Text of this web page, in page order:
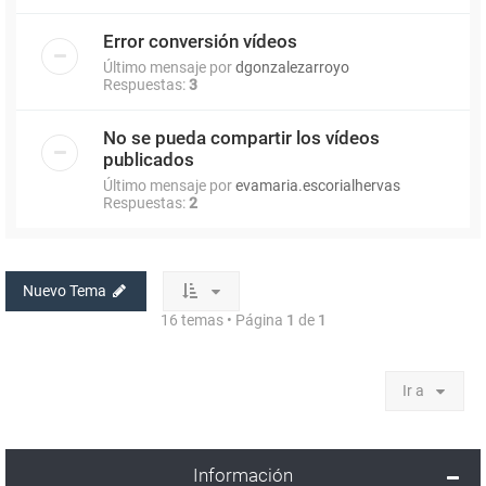
Error conversión vídeos
Último mensaje pordgonzalezarroyo
Respuestas:3
No se pueda compartir los vídeos
publicados
Último mensaje porevamaria.escorialhervas
Respuestas:2
Nuevo Tema
16 temas • Página 1 de 1
Ir a
Información